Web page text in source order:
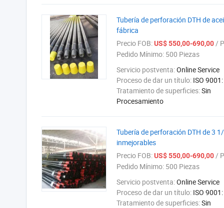
Tubería de perforación DTH de
fábrica
Precio FOB:US$ 550,00-690,00/
Pedido Mínimo: 500 Piezas
Servicio postventa:Online Service
Proceso de dar un título: ISO
Tratamiento de superficies:Sin
Procesamiento
Tubería de perforación DTH de 3
inmejorables
Precio FOB:US$ 550,00-690,00/
Pedido Mínimo: 500 Piezas
Servicio postventa:Online Service
Proceso de dar un título: ISO
Tratamiento de superficies:Sin